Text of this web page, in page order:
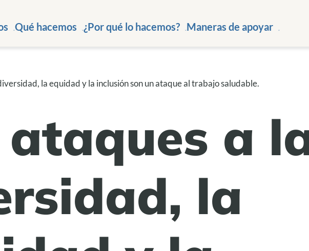
Qué hacemos ¿Por qué lo hacemos? Maneras de apoyar
la equidad y la inclusión son un ataque al trabajo saludable.
ataques a
la